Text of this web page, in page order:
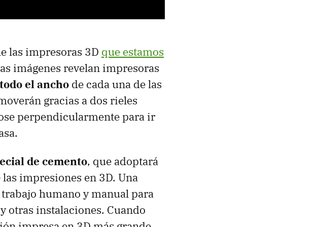
las impresoras 3D que estamos
imágenes revelan impresoras
el ancho de cada una de las
gracias a dos rieles
perpendicularmente para ir
de cemento, que adoptará
impresiones en 3D. Una
humano y manual para
otras instalaciones. Cuando